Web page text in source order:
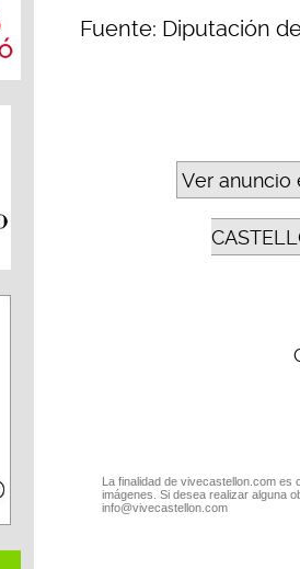
Fuente: Diputación
Ver anuncio
La finalidad de vivecastellon.com
imágenes. Si desea realizar alguna
info@vivecastellon.com